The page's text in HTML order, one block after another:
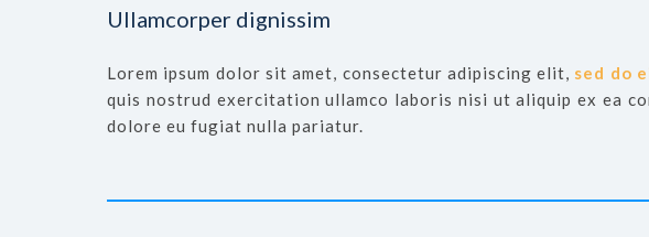
Ullamcorper dignissim
Lorem ipsum dolor sit amet, consectetur adipiscing elit, sed do
quis nostrud exercitation ullamco laboris nisi ut aliquip ex ea
dolore eu fugiat nulla pariatur.